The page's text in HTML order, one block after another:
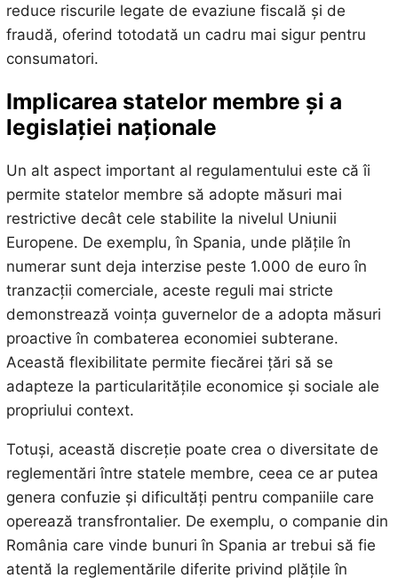
reduce riscurile legate de evaziune fiscală și de
fraudă, oferind totodată un cadru mai sigur pentru
consumatori.
Implicarea statelor membre și a
legislației naționale
Un alt aspect important al regulamentului este că îi
permite statelor membre să adopte măsuri mai
restrictive decât cele stabilite la nivelul Uniunii
Europene. De exemplu, în Spania, unde plățile în
numerar sunt deja interzise peste 1.000 de euro în
tranzacții comerciale, aceste reguli mai stricte
demonstrează voința guvernelor de a adopta măsuri
proactive în combaterea economiei subterane.
Această flexibilitate permite fiecărei țări să se
adapteze la particularitățile economice și sociale ale
propriului context.
Totuși, această discreție poate crea o diversitate de
reglementări între statele membre, ceea ce ar putea
genera confuzie și dificultăți pentru companiile care
operează transfrontalier. De exemplu, o companie din
România care vinde bunuri în Spania ar trebui să fie
atentă la reglementările diferite privind plățile în